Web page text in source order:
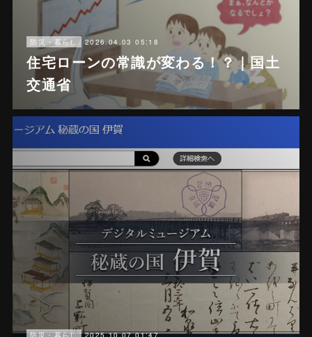
防災・暮らし 2026.04.03 05:18
住宅ローンの常識が変わる！？｜国土
交通省
2025.10.07 01:47